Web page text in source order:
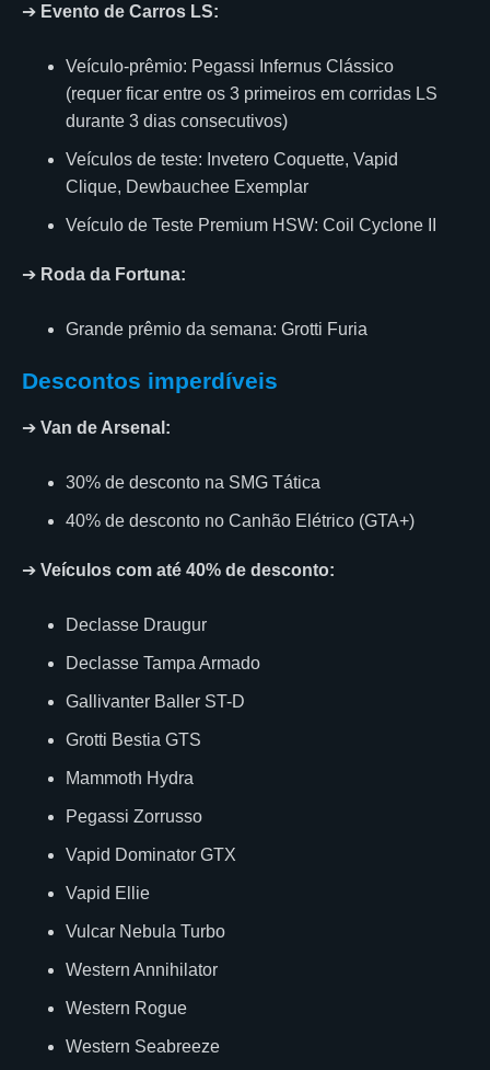
➔ Evento de Carros LS:
Veículo-prêmio: Pegassi Infernus Clássico
(requer ficar entre os 3 primeiros em corridas LS
durante 3 dias consecutivos)
Veículos de teste: Invetero Coquette, Vapid
Clique, Dewbauchee Exemplar
Veículo de Teste Premium HSW: Coil Cyclone II
➔ Roda da Fortuna:
Grande prêmio da semana: Grotti Furia
Descontos imperdíveis
➔ Van de Arsenal:
30% de desconto na SMG Tática
40% de desconto no Canhão Elétrico (GTA+)
➔ Veículos com até 40% de desconto:
Declasse Draugur
Declasse Tampa Armado
Gallivanter Baller ST-D
Grotti Bestia GTS
Mammoth Hydra
Pegassi Zorrusso
Vapid Dominator GTX
Vapid Ellie
Vulcar Nebula Turbo
Western Annihilator
Western Rogue
Western Seabreeze